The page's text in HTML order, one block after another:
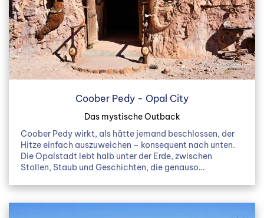
Coober Pedy - Opal City
Das mystische Outback
Coober Pedy wirkt, als hätte jemand beschlossen, der
Hitze einfach auszuweichen – konsequent nach unten.
Die Opalstadt lebt halb unter der Erde, zwischen
Stollen, Staub und Geschichten, die genauso…